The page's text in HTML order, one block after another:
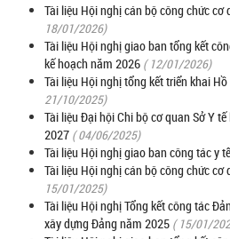
Tài liệu Hội nghị cán bộ công chức cơ
18/01/2026)
Tài liệu Hội nghị giao ban tổng kết
kế hoạch năm 2026 ( 12/01/2026)
Tài liệu Hội nghị tổng kết triển khai
21/10/2025)
Tài liệu Đại hội Chi bộ cơ quan Sở Y
2027 ( 04/06/2025)
Tài liệu Hội nghị giao ban công tác y
Tài liệu Hội nghị cán bộ công chức cơ
15/01/2025)
Tài liệu Hội nghị Tổng kết công tác
xây dựng Đảng năm 2025 ( 15/01/